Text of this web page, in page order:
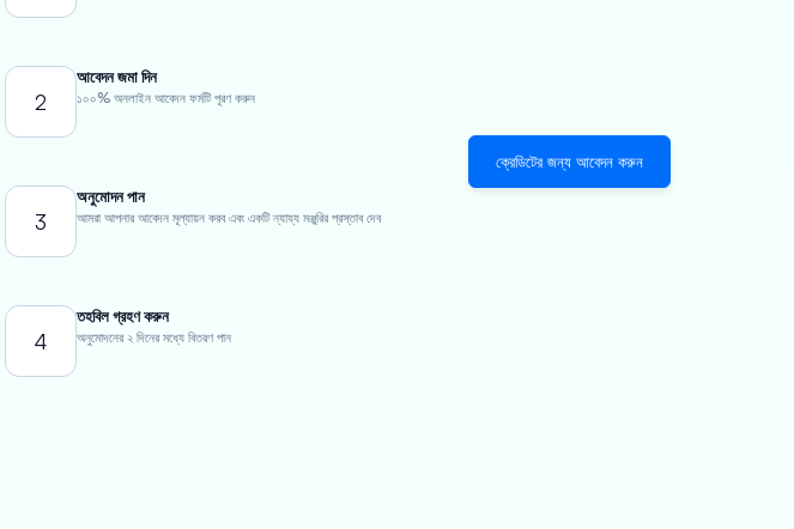
2
আবেদন জমা দিন
১০০% অনলাইন আবেদন ফর্মটি পূরণ করুন
3
অনুমোদন পান
আমরা আপনার আবেদন মূল্যায়ন করব এবং একটি ন্যায্য মঞ্জুরির প্রস্তাব দেব
4
তহবিল গ্রহণ করুন
অনুমোদনের ২ দিনের মধ্যে বিতরণ পান
ক্রেডিটের জন্য আবেদন করুন